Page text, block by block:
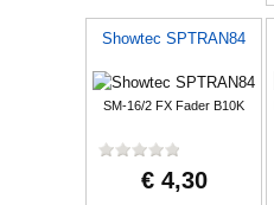
Showtec SPTRAN84
SM-16/2 FX Fader B10K
€ 4,30